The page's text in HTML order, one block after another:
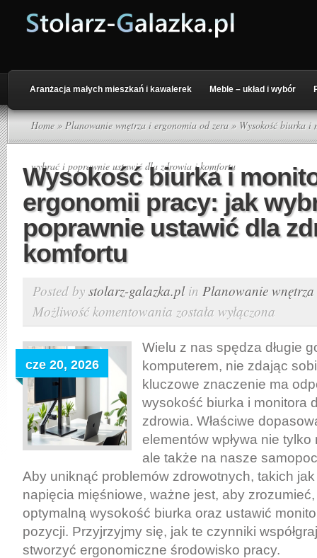
Aranżacja małych mieszkań i kawalerek Meble – układ i wybór
Home » Planowanie wnętrza i ergonomia od zera » Wysokość biurka
wybrać i poprawnie ustawić dla zdrowia i komfortu
Wysokość biurka i
ergonomii pracy: jak
poprawnie ustawić dla
komfortu
Posted by stolarz-galazka.plin Planowanie
Możliwość komentowania Wysokość
biurka
monitora
pracy:
jak
wybrać
i
poprawnie
ustawić
dla
zdrowia
i
została wyłączona
cze 20, 2026
Wielu z nas spędza długie
komputerem, nie zdając
kluczowe znaczenie ma
wysokość biurka i monitora
zdrowia. Właściwe
elementów wpływa nie
ale także na nasze
Aby uniknąć problemów zdrowotnych, takich
napięcia mięśniowe, ważne jest, aby
optymalną wysokość biurka oraz ustawić
pozycji. Przyjrzyjmy się, jak te czynniki
stworzyć ergonomiczne środowisko pracy.